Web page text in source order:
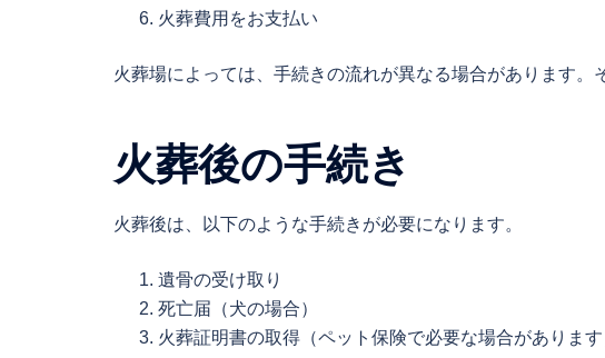
火葬費用をお支払い
火葬場によっては、手続きの流れが異なる場合があります。
火葬後の手続き
火葬後は、以下のような手続きが必要になります。
遺骨の受け取り
死亡届（犬の場合）
火葬証明書の取得（ペット保険で必要な場合があります